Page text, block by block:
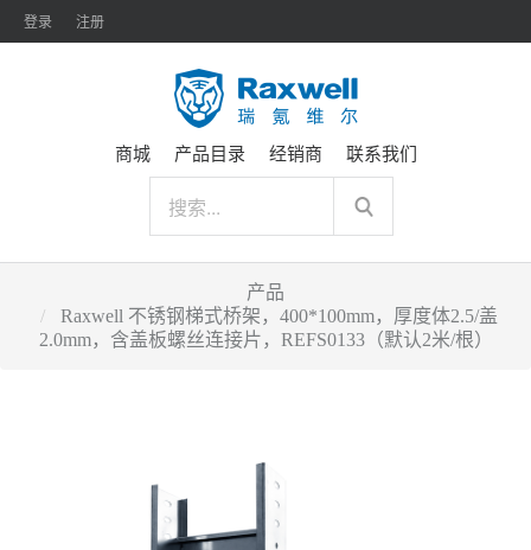
登录 注册
商城 产品目录 经销商 联系我们
产品
Raxwell 不锈钢梯式桥架，400*100mm，厚度体2.5/盖
2.0mm，含盖板螺丝连接片，REFS0133（默认2米/根）